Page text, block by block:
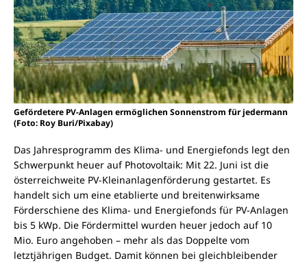
Gefördetere PV-Anlagen ermöglichen Sonnenstrom für jedermann
(Foto: Roy Buri/Pixabay)
Das Jahresprogramm des Klima- und Energiefonds legt den
Schwerpunkt heuer auf Photovoltaik: Mit 22. Juni ist die
österreichweite PV-Kleinanlagenförderung gestartet. Es
handelt sich um eine etablierte und breitenwirksame
Förderschiene des Klima- und Energiefonds für PV-Anlagen
bis 5 kWp. Die Fördermittel wurden heuer jedoch auf 10
Mio. Euro angehoben – mehr als das Doppelte vom
letztjährigen Budget. Damit können bei gleichbleibender